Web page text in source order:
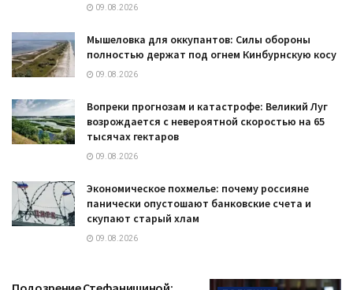
09.08.2026
Мышеловка для оккупантов: Силы обороны
полностью держат под огнем Кинбурнскую косу
09.08.2026
Вопреки прогнозам и катастрофе: Великий Луг
возрождается с невероятной скоростью на 65
тысячах гектаров
09.08.2026
Экономическое похмелье: почему россияне
панически опустошают банковские счета и
скупают старый хлам
09.08.2026